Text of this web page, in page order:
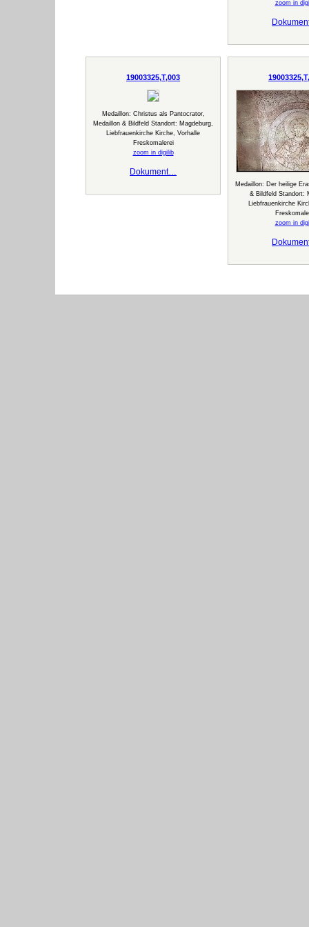
zoom in
19003325,T,003
Medaillon: Christus als Pantocrator,
Medaillon & Bildfeld Standort: Magdeburg,
Liebfrauenkirche Kirche, Vorhalle
Freskomalerei
zoom in digilib
Dokument…
Medaillon: Der heilige
& Bildfeld Standort:
Liebfrauenkirche
zoom in